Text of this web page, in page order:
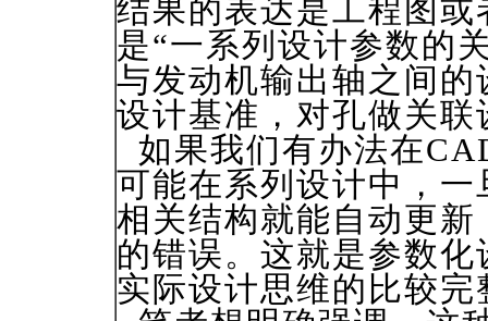
结果的表达是工程图
是“一系列设计参数的
与发动机输出轴之间
设计基准，对孔做关联
如果我们有办法在
可能在系列设计中，
相关结构就能自动更
的错误。这就是参数
实际设计思维的比较完